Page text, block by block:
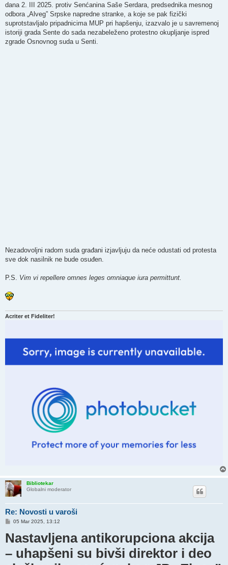
dana 2. III 2025. protiv Senćanina Saše Serdara, predsednika mesnog
odbora „Alveg” Srpske napredne stranke, a koje se pak fizički
suprotstavljalo pripadnicima MUP pri hapšenju, izazvalo je u savremenoj
istoriji grada Sente do sada nezabeleženo protestno okupljanje ispred
zgrade Osnovnog suda u Senti.
Nezadovoljni radom suda građani izjavljuju da neće odustati od protesta
sve dok nasilnik ne bude osuđen.
P.S. Vim vi repellere omnes leges omniaque iura permittunt.
Acriter et Fideliter!
Bibliotekar
Globalni moderator
Re: Novosti u varoši
P
s
t
05 Mar 2025, 13:12
Nastavljena antikorupciona akcija
– uhapšeni su bivši direktor i deo